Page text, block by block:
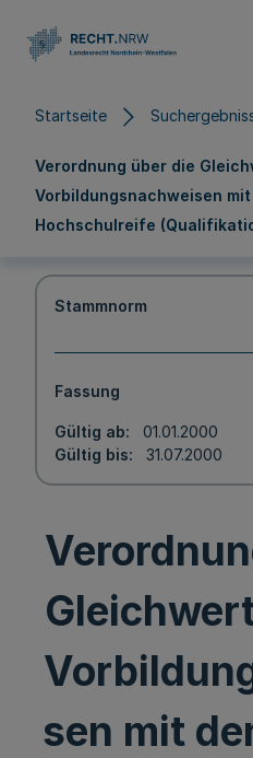
Startseite
Verordnung über die
Vorbildungsnachweisen
Hochschulreife
Stammnorm
Fassung
Gültig ab
01.01.2000
Gültig bis
31.07.2000
sen mit